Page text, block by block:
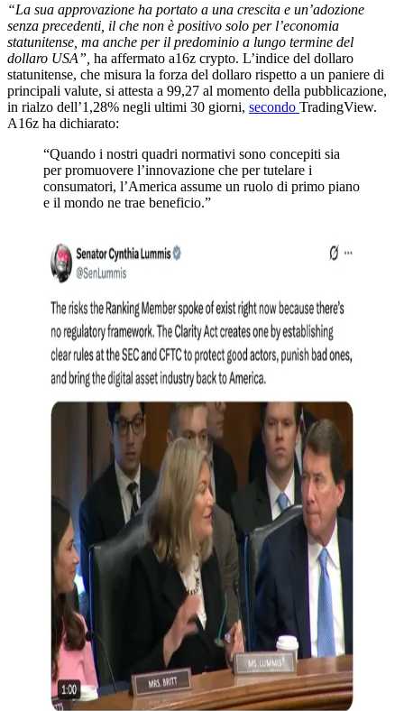
“La sua approvazione ha portato a una crescita e un’adozione
senza precedenti, il che non è positivo solo per l’economia
statunitense, ma anche per il predominio a lungo termine del
dollaro USA”, ha affermato a16z crypto. L’indice del dollaro
statunitense, che misura la forza del dollaro rispetto a un paniere di
principali valute, si attesta a 99,27 al momento della pubblicazione,
in rialzo dell’1,28% negli ultimi 30 giorni, secondo TradingView.
A16z ha dichiarato:
“Quando i nostri quadri normativi sono concepiti sia
per promuovere l’innovazione che per tutelare i
consumatori, l’America assume un ruolo di primo piano
e il mondo ne trae beneficio.”